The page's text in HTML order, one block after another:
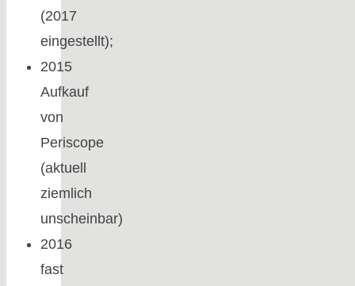
(2017
eingestellt);
2015
Aufkauf
von
Periscope
(aktuell
ziemlich
unscheinbar)
2016
fast